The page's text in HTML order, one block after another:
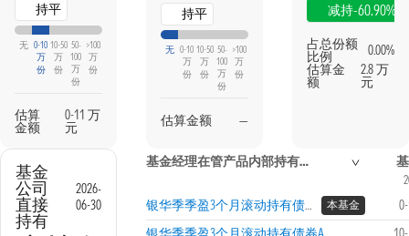
持平
无 0-10
万
份
10-50
万
份
50-
100
万
份
>100
万
份
估算
金额
0-11 万
元
持平
无 0-10
万
份
10-50
万
份
50-
100
万
份
>100
万
份
估算金额 —
减持-60.90%
占总份额
比例
0.00%
估算金
额
2.8 万
元
基金
公司
直接
持有
2026-
06-30
基金经理在管产品内部持有信息
银华季季盈3个月滚动持有债券B 本基金